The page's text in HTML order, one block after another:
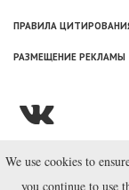
ПРАВИЛА
РАЗМЕЩЕНИЕ РЕКЛАМЫ
© ООО
We use cookies to
you continue to use